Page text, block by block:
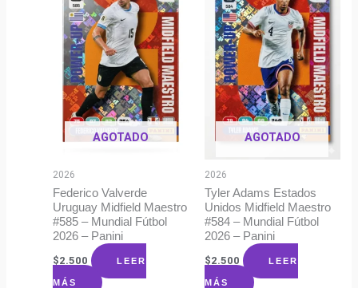
AGOTADO
2026
Federico Valverde
Uruguay Midfield Maestro
#585 – Mundial Fútbol
2026 – Panini
$2.500 LEER
MÁS
AGOTADO
2026
Tyler Adams Estados
Unidos Midfield Maestro
#584 – Mundial Fútbol
2026 – Panini
$2.500 LEER
MÁS